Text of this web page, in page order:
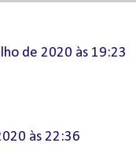
de 2020 às 19:23
às 22:36